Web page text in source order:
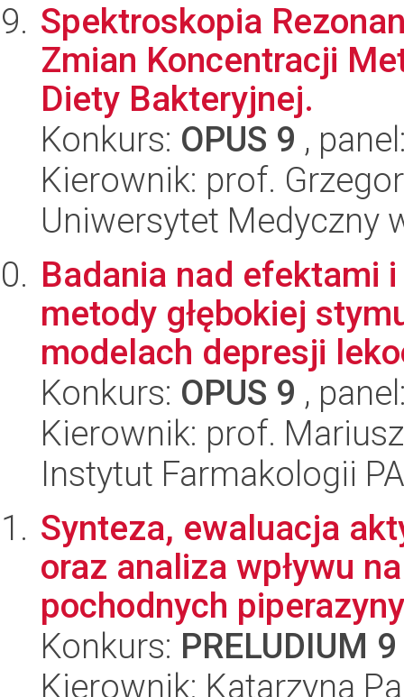
Spektroskopia
Zmian Koncentracji
Diety Bakteryjnej.
Konkurs: OPUS 9 ,
Kierownik: prof.
Uniwersytet Medyczny
Badania nad efektami
metody głębokiej
modelach depresji
Konkurs: OPUS 9 ,
Kierownik: prof.
Instytut Farmakologii
Synteza, ewaluacja
oraz analiza wpływu
pochodnych
Konkurs: PRELUDIUM 9
Kierownik: Katarzyna